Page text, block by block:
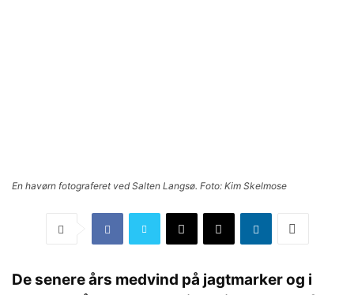
En havørn fotograferet ved Salten Langsø. Foto: Kim Skelmose
De senere års medvind på jagtmarker og i